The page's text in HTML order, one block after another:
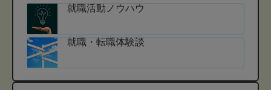
就職活動ノウハウ
就職・転職体験談